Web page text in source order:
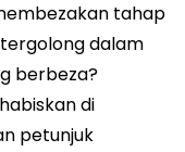
tahap
dalam
berbeza?
di
petunjuk